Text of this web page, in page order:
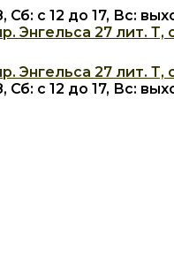
с 12 до 17, Вс:
Энгельса 27 лит. Т,
Энгельса 27 лит. Т,
с 12 до 17, Вс: